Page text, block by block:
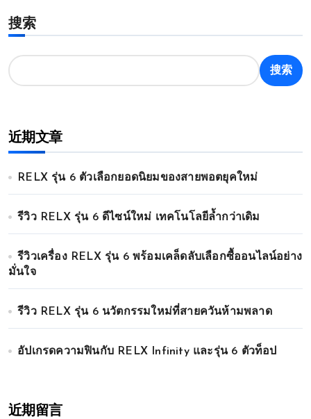
搜索
搜索
近期文章
RELX รุ่น 6 ตัวเลือกยอดนิยมของสายพอตยุคใหม่
รีวิว RELX รุ่น 6 ดีไซน์ใหม่ เทคโนโลยีล้ำกว่าเดิม
รีวิวเครื่อง RELX รุ่น 6 พร้อมเคล็ดลับเลือกซื้ออนไลน์อย่าง
มั่นใจ
รีวิว RELX รุ่น 6 นวัตกรรมใหม่ที่สายควันห้ามพลาด
อัปเกรดความฟินกับ RELX Infinity และรุ่น 6 ตัวท็อป
近期留言